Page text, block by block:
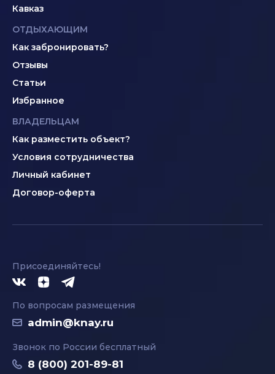
Кавказ
ОТДЫХАЮЩИМ
Как забронировать?
Отзывы
Статьи
Избранное
ВЛАДЕЛЬЦАМ
Как разместить объект?
Условия сотрудничества
Личный кабинет
Договор-оферта
Присоединяйтесь!
По вопросам размещения
admin@knay.ru
Звонок по России бесплатный
8 (800) 201-89-81